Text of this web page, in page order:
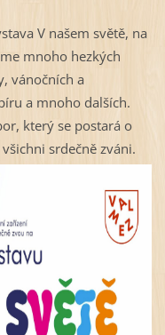
V našem světě, na
mnoho hezkých
vánočních a
a mnoho dalších.
který se postará o
srdečně zváni.